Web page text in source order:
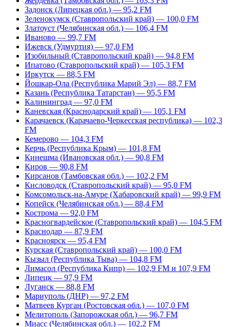
Задонск (Липецкая обл.) — 95,2 FM
Зеленокумск (Ставропольский край) — 100,0 FM
Златоуст (Челябинская обл.) — 106,4 FM
Иваново — 99,7 FM
Ижевск (Удмуртия) — 97,0 FM
Изобильный (Ставропольский край) — 94,8 FM
Ипатово (Ставропольский край) — 105,3 FM
Иркутск — 88,5 FM
Йошкар-Ола (Республика Марий Эл) — 88,7 FM
Казань (Республика Татарстан) — 95,5 FM
Калининград — 97,0 FM
Каневская (Краснодарский край) — 105,1 FM
Карачаевск (Карачаево-Черкесская республика) — 102,3
FM
Кемерово — 104,3 FM
Керчь (Республика Крым) — 101,8 FM
Кинешма (Ивановская обл.) — 90,8 FM
Киров — 90,8 FM
Кирсанов (Тамбовская обл.) — 102,2 FM
Кисловодск (Ставропольский край) — 95,0 FM
Комсомольск-на-Амуре (Хабаровский край) — 99,9 FM
Копейск (Челябинская обл.) — 88,4 FM
Кострома — 92,0 FM
Красногвардейское (Ставропольский край) — 104,5 FM
Краснодар — 87,9 FM
Красноярск — 95,4 FM
Курская (Ставропольский край) — 100,0 FM
Кызыл (Республика Тыва) — 104,8 FM
Лимасол (Республика Кипр) — 102,9 FM и 107,9 FM
Липецк — 97,9 FM
Луганск — 88,8 FM
Мариуполь (ДНР) — 97,2 FM
Матвеев Курган (Ростовская обл.) — 107,0 FM
Мелитополь (Запорожская обл.) — 96,7 FM
Миасс (Челябинская обл.) — 102,2 FM